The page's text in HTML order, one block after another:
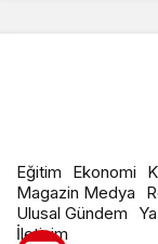
Eğitim Ekonomi
Magazin Medya
Ulusal Gündem
İletişim